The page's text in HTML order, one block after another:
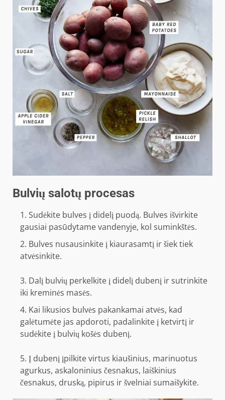
Bulvių salotų procesas
Sudėkite bulves į didelį puodą. Bulves išvirkite
gausiai pasūdytame vandenyje, kol suminkštės.
Bulves nusausinkite į kiaurasamtį ir šiek tiek
atvėsinkite.
Dalį bulvių perkelkite į didelį dubenį ir sutrinkite
iki kreminės masės.
Kai likusios bulvės pakankamai atvės, kad
galėtumėte jas apdoroti, padalinkite į ketvirtį ir
sudėkite į bulvių košės dubenį.
Į dubenį įpilkite virtus kiaušinius, marinuotus
agurkus, askaloninius česnakus, laiškinius
česnakus, druską, pipirus ir švelniai sumaišykite.